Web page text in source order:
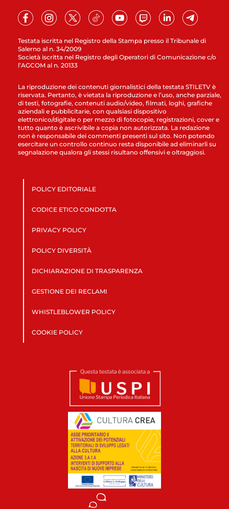
Testata iscritta nel Registro della Stampa presso il Tribunale di
Salerno al n. 34/2009
Società iscritta nel Registro degli Operatori di Comunicazione c/o
l’AGCOM al n. 20133
La riproduzione dei contenuti giornalistici della testata STILETV è
riservata. Pertanto, è vietata la riproduzione e l’uso, anche parziale,
di testi, fotografie, contenuti audio/video, filmati, loghi, grafiche
aziendali e pubblicitarie, con qualsiasi dispositivo
elettronico/digitale o per mezzo di fotocopie, registrazioni, cover e
tutto quanto è ascrivibile a copia non autorizzata. La redazione
non è responsabile dei commenti presenti sul sito. Non potendo
esercitare un controllo continuo resta disponibile ad eliminarli su
segnalazione qualora gli stessi risultano offensivi e oltraggiosi.
POLICY EDITORIALE
CODICE ETICO CONDOTTA
PRIVACY POLICY
POLICY DIVERSITÀ
DICHIARAZIONE DI TRASPARENZA
GESTIONE DEI RECLAMI
WHISTLEBLOWER POLICY
COOKIE POLICY